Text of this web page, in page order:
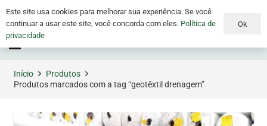
Início
Produtos
Produtos marcados com a tag “geotêxtil drenagem”
Este site usa cookies para melhorar sua experiência. Se você
continuar a usar este site, você concorda com eles. Política de
privacidade
Ok